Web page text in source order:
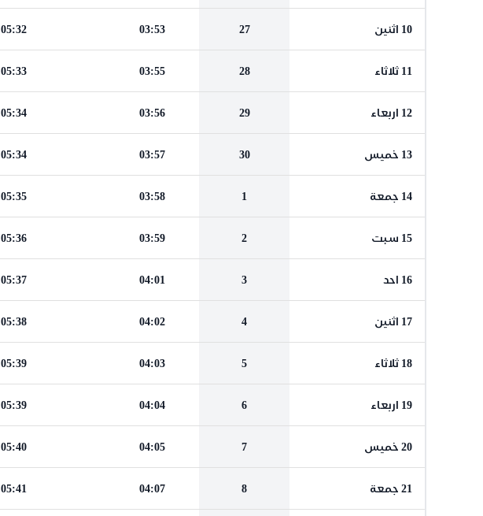
10 اثنين 27
03:53
05:32
11 ثلاثاء 28
03:55
05:33
12 اربعاء 29
03:56
05:34
13 خميس 30
03:57
05:34
14 جمعة 1
03:58
05:35
15 سبت 2
03:59
05:36
16 احد 3
04:01
05:37
17 اثنين 4
04:02
05:38
18 ثلاثاء 5
04:03
05:39
19 اربعاء 6
04:04
05:39
20 خميس 7
04:05
05:40
21 جمعة 8
04:07
05:41